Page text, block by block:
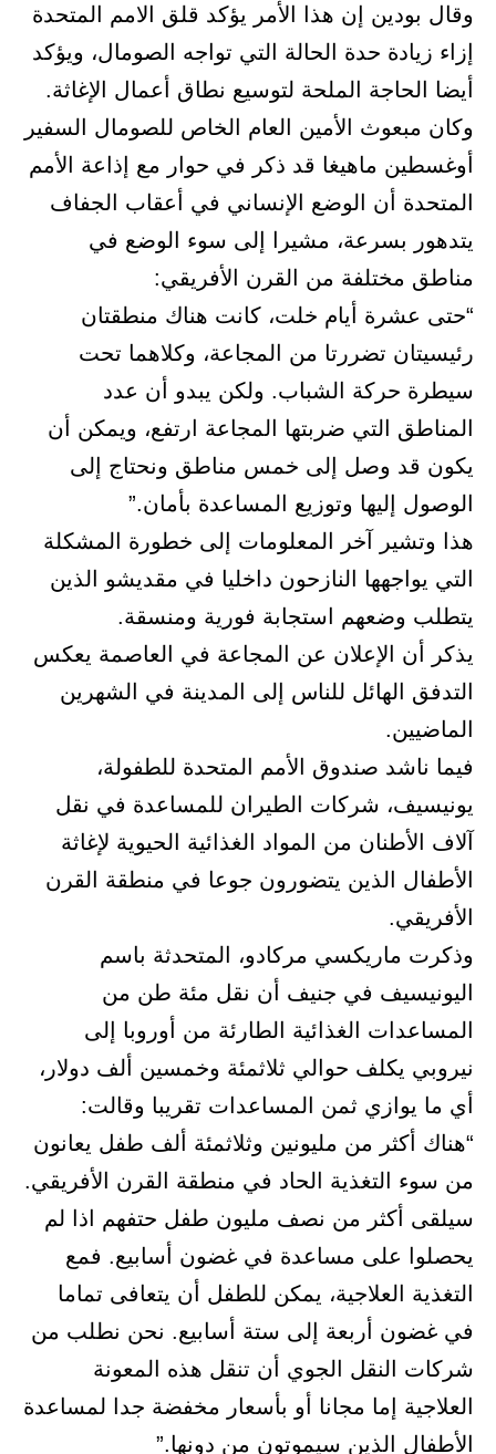
وقال بودين إن هذا الأمر يؤكد قلق الامم المتحدة
إزاء زيادة حدة الحالة التي تواجه الصومال، ويؤكد
أيضا الحاجة الملحة لتوسيع نطاق أعمال الإغاثة.
وكان مبعوث الأمين العام الخاص للصومال السفير
أوغسطين ماهيغا قد ذكر في حوار مع إذاعة الأمم
المتحدة أن الوضع الإنساني في أعقاب الجفاف
يتدهور بسرعة، مشيرا إلى سوء الوضع في
مناطق مختلفة من القرن الأفريقي:
“حتى عشرة أيام خلت، كانت هناك منطقتان
رئيسيتان تضررتا من المجاعة، وكلاهما تحت
سيطرة حركة الشباب. ولكن يبدو أن عدد
المناطق التي ضربتها المجاعة ارتفع، ويمكن أن
يكون قد وصل إلى خمس مناطق ونحتاج إلى
الوصول إليها وتوزيع المساعدة بأمان.”
هذا وتشير آخر المعلومات إلى خطورة المشكلة
التي يواجهها النازحون داخليا في مقديشو الذين
يتطلب وضعهم استجابة فورية ومنسقة.
يذكر أن الإعلان عن المجاعة في العاصمة يعكس
التدفق الهائل للناس إلى المدينة في الشهرين
الماضيين.
فيما ناشد صندوق الأمم المتحدة للطفولة،
يونيسيف، شركات الطيران للمساعدة في نقل
آلاف الأطنان من المواد الغذائية الحيوية لإغاثة
الأطفال الذين يتضورون جوعا في منطقة القرن
الأفريقي.
وذكرت ماريكسي مركادو، المتحدثة باسم
اليونيسيف في جنيف أن نقل مئة طن من
المساعدات الغذائية الطارئة من أوروبا إلى
نيروبي يكلف حوالي ثلاثمئة وخمسين ألف دولار،
أي ما يوازي ثمن المساعدات تقريبا وقالت:
“هناك أكثر من مليونين وثلاثمئة ألف طفل يعانون
من سوء التغذية الحاد في منطقة القرن الأفريقي.
سيلقى أكثر من نصف مليون طفل حتفهم اذا لم
يحصلوا على مساعدة في غضون أسابيع. فمع
التغذية العلاجية، يمكن للطفل أن يتعافى تماما
في غضون أربعة إلى ستة أسابيع. نحن نطلب من
شركات النقل الجوي أن تنقل هذه المعونة
العلاجية إما مجانا أو بأسعار مخفضة جدا لمساعدة
الأطفال الذين سيموتون من دونها.”